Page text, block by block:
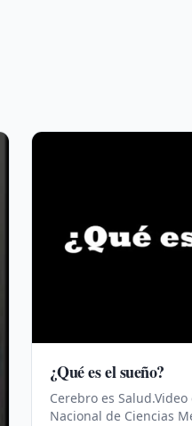
¿Qué es el sueño?
Cerebro es
Nacional de Ciencias